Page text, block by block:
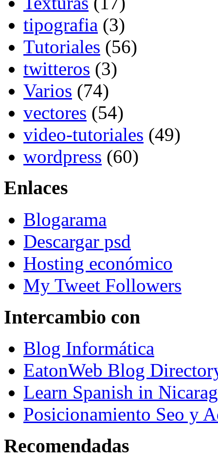
tipografia (3)
Tutoriales (56)
twitteros (3)
Varios (74)
vectores (54)
video-tutoriales (49)
wordpress (60)
Enlaces
Blogarama
Descargar psd
Hosting económico
My Tweet Followers
Intercambio con
Blog Informática
EatonWeb Blog
Learn Spanish in
Posicionamiento Seo y
Recomendadas